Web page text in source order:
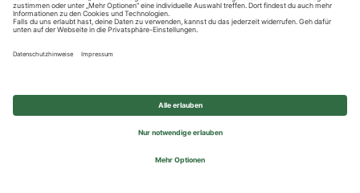
Privatsphäre-Einstellungen
© 2026 REWE Group - All rights reserved